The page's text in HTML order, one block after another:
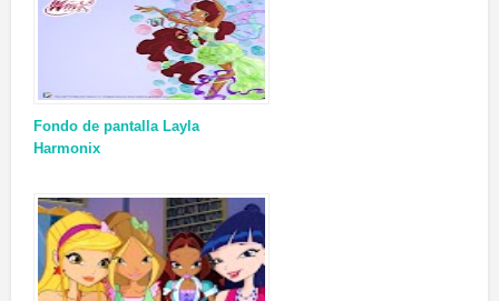
Fondo de pantalla Layla
Harmonix